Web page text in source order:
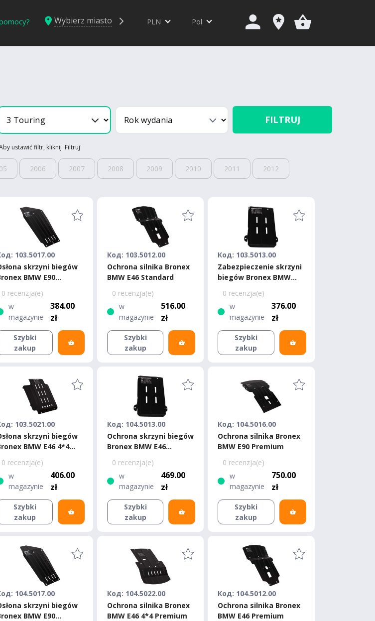
Wybierz miasto PLN Pol
FILTRUJ
ustawić filtr, kliknij 'Filtruj'
2006 2007 2008 2009 2010 2011 2012
103.5017.00
skrzyni biegów
BMW E90
0 recenzja(e)
w
magazynie
384.00
zł
Szybki
zakup
Код: 103.5012.00
Ochrona silnika Bronex
BMW E46 Standard
0 recenzja(e)
w
magazynie
516.00
zł
Szybki
zakup
Код: 103.5013.00
Zabezpieczenie skrzyni
biegów Bronex BMW
0 recenzja(e)
w
magazynie
376.00
zł
Szybki
zakup
103.5021.00
skrzyni biegów
BMW E46 4*4
0 recenzja(e)
w
magazynie
406.00
zł
Szybki
zakup
Код: 104.5013.00
Ochrona skrzyni biegów
Bronex BMW E46
0 recenzja(e)
w
magazynie
469.00
zł
Szybki
zakup
Код: 104.5016.00
Ochrona silnika Bronex
BMW E90 Premium
0 recenzja(e)
w
magazynie
750.00
zł
Szybki
zakup
104.5017.00
skrzyni biegów
BMW E90
Код: 104.5022.00
Ochrona silnika Bronex
BMW E46 4*4 Premium
Код: 104.5012.00
Ochrona silnika Bronex
BMW E46 Premium